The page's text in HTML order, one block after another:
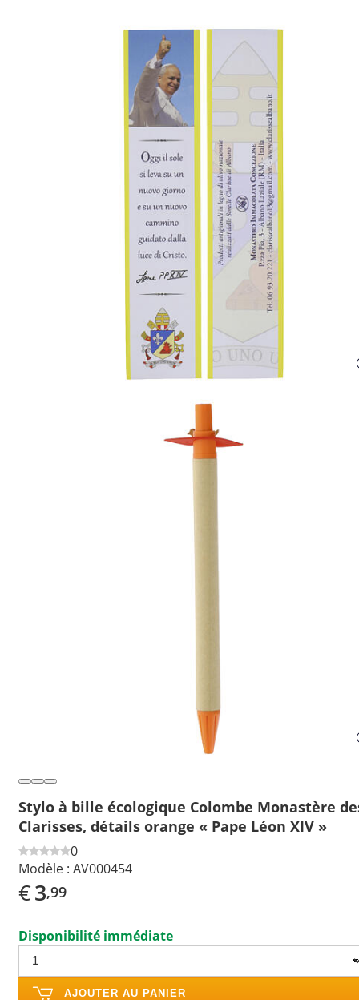
Stylo à bille écologique Colombe Monastère
Clarisses, détails orange « Pape Léon XIV »
0
Modèle : AV000454
€3,99
Disponibilité immédiate
AJOUTER AU PANIER